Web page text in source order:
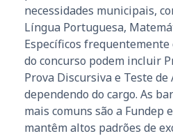
necessidades municipais,
Língua Portuguesa,
Específicos frequentemente
do concurso podem incluir
Prova Discursiva e Teste de
dependendo do cargo. As
mais comuns são a Fundep
mantêm altos padrões de